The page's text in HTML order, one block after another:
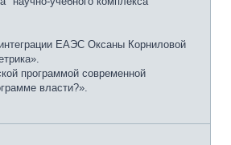
ЕАЭС Оксаны Корниловой
программой современной
власти?».